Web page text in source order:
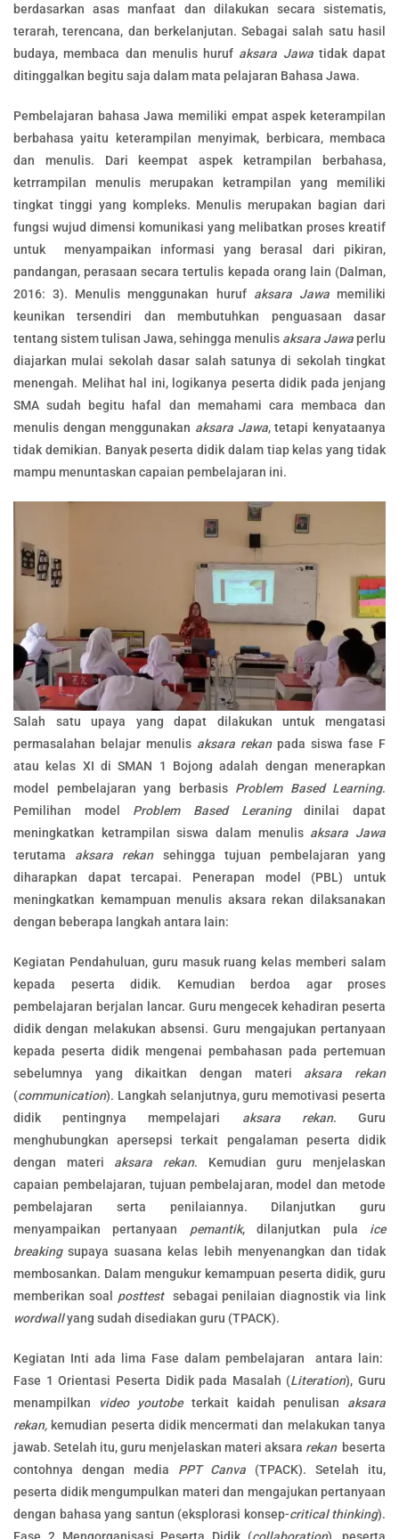
berdasarkan asas manfaat dan dilakukan secara sistematis,
terarah, terencana, dan berkelanjutan. Sebagai salah satu hasil
budaya, membaca dan menulis huruf aksara Jawatidak dapat
ditinggalkan begitu saja dalam mata pelajaran Bahasa Jawa.
Pembelajaran bahasa Jawa memiliki empat aspek keterampilan
berbahasa yaitu keterampilan menyimak, berbicara, membaca
dan menulis. Dari keempat aspek ketrampilan berbahasa,
ketrrampilan menulis merupakan ketrampilan yang memiliki
tingkat tinggi yang kompleks. Menulis merupakan bagian dari
fungsi wujud dimensi komunikasi yang melibatkan proses kreatif
untuk menyampaikan informasi yang berasal dari pikiran,
pandangan, perasaan secara tertulis kepada orang lain (Dalman,
2016: 3). Menulis menggunakan huruf aksara Jawamemiliki
keunikan tersendiri dan membutuhkan penguasaan dasar
tentang sistem tulisan Jawa, sehingga menulis aksara Jawa perlu
diajarkan mulai sekolah dasar salah satunya di sekolah tingkat
menengah. Melihat hal ini, logikanya peserta didik pada jenjang
SMA sudah begitu hafal dan memahami cara membaca dan
menulis dengan menggunakan aksara Jawa, tetapi kenyataanya
tidak demikian. Banyak peserta didik dalam tiap kelas yang tidak
mampu menuntaskan capaian pembelajaran ini.
Salah satu upaya yang dapat dilakukan untuk mengatasi
permasalahan belajar menulis aksara rekanpada siswa fase F
atau kelas XI di SMAN 1 Bojong adalah dengan menerapkan
model pembelajaran yang berbasis Problem Based Learning.
Pemilihan model Problem Based Leraningdinilai dapat
meningkatkan ketrampilan siswa dalam menulis aksara Jawa
terutama aksara rekansehingga tujuan pembelajaran yang
diharapkan dapat tercapai. Penerapan model (PBL) untuk
meningkatkan kemampuan menulis aksara rekan dilaksanakan
dengan beberapa langkah antara lain:
Kegiatan Pendahuluan, guru masuk ruang kelas memberi salam
kepada peserta didik. Kemudian berdoa agar proses
pembelajaran berjalan lancar. Guru mengecek kehadiran peserta
didik dengan melakukan absensi. Guru mengajukan pertanyaan
kepada peserta didik mengenai pembahasan pada pertemuan
sebelumnya yang dikaitkan dengan materi aksara rekan
(communication). Langkah selanjutnya, guru memotivasi peserta
didik pentingnya mempelajari aksara rekan. Guru
menghubungkan apersepsi terkait pengalaman peserta didik
dengan materi aksara rekan. Kemudian guru menjelaskan
capaian pembelajaran, tujuan pembelajaran, model dan metode
pembelajaran serta penilaiannya. Dilanjutkan guru
menyampaikan pertanyaan pemantik, dilanjutkan pula ice
breakingsupaya suasana kelas lebih menyenangkan dan tidak
membosankan. Dalam mengukur kemampuan peserta didik, guru
memberikan soal posttestsebagai penilaian diagnostik via link
wordwallyang sudah disediakan guru (TPACK).
Kegiatan Inti ada lima Fase dalam pembelajaran antara lain:
Fase 1 Orientasi Peserta Didik pada Masalah (Literation), Guru
menampilkan
video youtobeterkait kaidah penulisan aksara
rekan, kemudian peserta didik mencermati dan melakukan tanya
jawab. Setelah itu, guru menjelaskan materi aksara rekanbeserta
contohnya dengan media PPT Canva (TPACK). Setelah itu,
peserta didik mengumpulkan materi dan mengajukan pertanyaan
dengan bahasa yang santun (eksplorasi konsep-critical thinking).